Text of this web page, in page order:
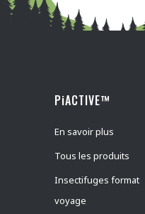
PiACTIVE™
En savoir plus
Tous les produits
Insectifuges format
voyage